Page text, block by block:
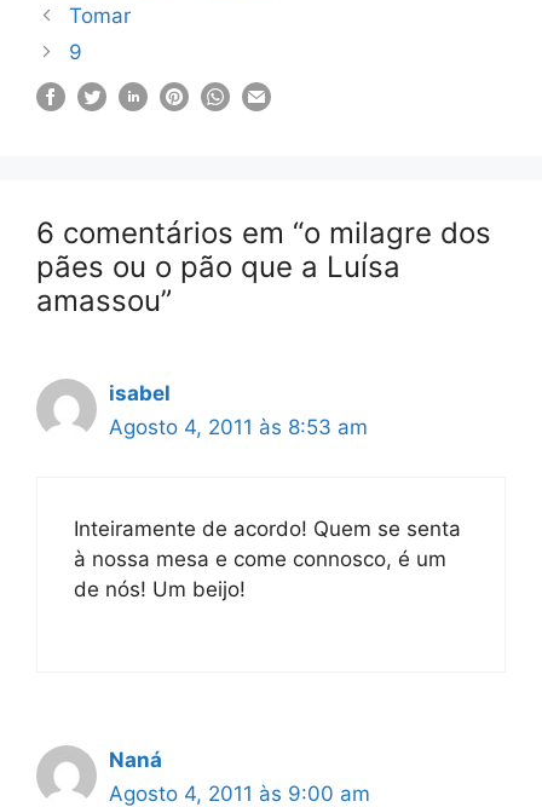
Tomar
9
6 comentários em “o milagre dos
pães ou o pão que a Luísa
amassou”
isabel
Agosto 4, 2011 às 8:53 am
Inteiramente de acordo! Quem se senta
à nossa mesa e come connosco, é um
de nós! Um beijo!
Naná
Agosto 4, 2011 às 9:00 am